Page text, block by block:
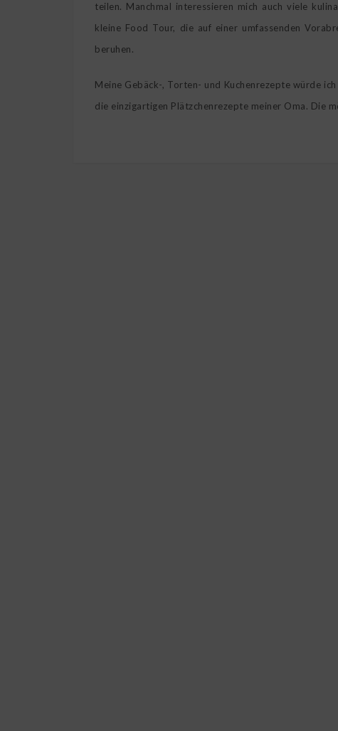
teilen. Manchmal interessieren mich auch viele
kleine Food Tour, die auf einer umfassenden
beruhen.
Meine Gebäck-, Torten- und Kuchenrezepte würde
die einzigartigen Plätzchenrezepte meiner Oma. Die